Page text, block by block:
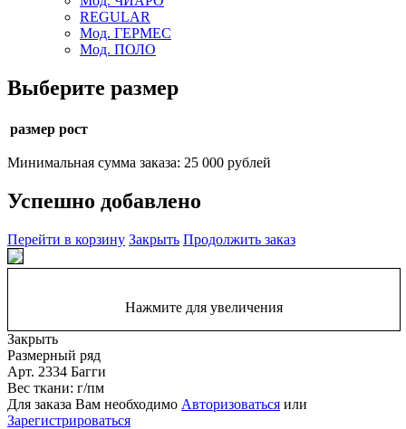
REGULAR
Мод. ГЕРМЕС
Мод. ПОЛО
Выберите размер
размер рост
Минимальная сумма заказа: 25 000 рублей
Успешно добавлено
Перейти в корзину Закрыть Продолжить заказ
Нажмите для увеличения
Закрыть
Размерный ряд
Арт. 2334 Багги
Вес ткани: г/пм
Для заказа Вам необходимо Авторизоваться или
Зарегистрироваться